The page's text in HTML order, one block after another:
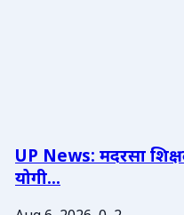
UP News: मदरसा
योगी...